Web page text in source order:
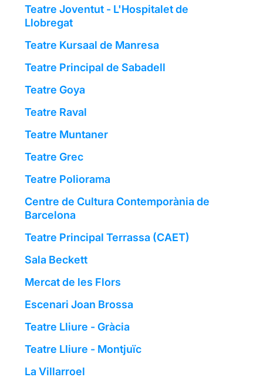
Teatre Joventut - L'Hospitalet de
Llobregat
Teatre Kursaal de Manresa
Teatre Principal de Sabadell
Teatre Goya
Teatre Raval
Teatre Muntaner
Teatre Grec
Teatre Poliorama
Centre de Cultura Contemporània de
Barcelona
Teatre Principal Terrassa (CAET)
Sala Beckett
Mercat de les Flors
Escenari Joan Brossa
Teatre Lliure - Gràcia
Teatre Lliure - Montjuïc
La Villarroel